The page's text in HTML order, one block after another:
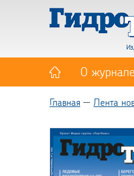
О журнале
Главная Лента